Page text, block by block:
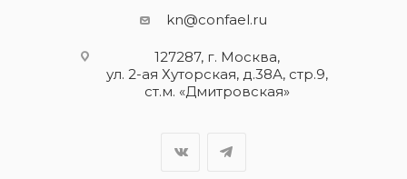
kn@confael.ru
127287, г. Москва,
ул. 2-ая Хуторская, д.38А, стр.9,
ст.м. «Дмитровская»